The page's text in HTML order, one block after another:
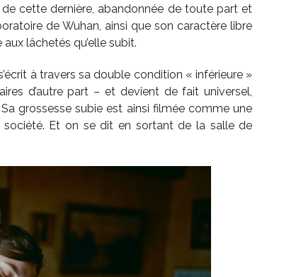
cette dernière, abandonnée de toute part et
de Wuhan, ainsi que son caractère libre
lâchetés qu’elle subit.
à travers sa double condition « inférieure »
d’autre part – et devient de fait universel,
grossesse subie est ainsi filmée comme une
Et on se dit en sortant de la salle de